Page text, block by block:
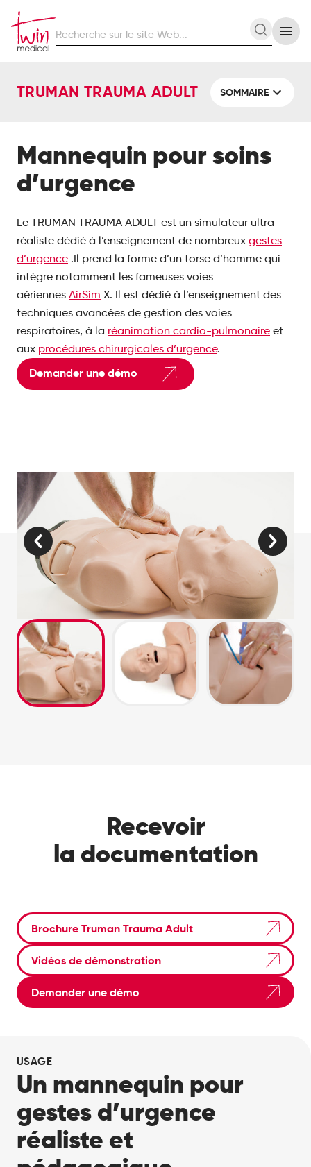
sur
Web
TRUMAN TRAUMA ADULT SOMMAIRE
Mannequin pour soins
d’urgence
Le TRUMAN TRAUMA ADULT est un simulateur ultra-
réaliste dédié à l’enseignement de nombreux gestes
d’urgence .Il prend la forme d’un torse d’homme qui
intègre notamment les fameuses voies
aériennes AirSim X. Il est dédié à l’enseignement des
techniques avancées de gestion des voies
respiratoires, à la réanimation cardio-pulmonaire et
aux procédures chirurgicales d’urgence.
Demander une démo
Recevoir
la documentation
Brochure Truman Trauma Adult
Vidéos de démonstration
Demander une démo
USAGE
Un mannequin pour
gestes d’urgence
réaliste et